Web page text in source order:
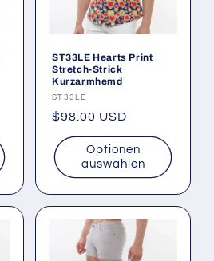
ST33LE Hearts Print
Stretch-Strick
Kurzarmhemd
Anbieter:
ST33LE
Normaler
Preis
$98.00 USD
Optionen
auswählen